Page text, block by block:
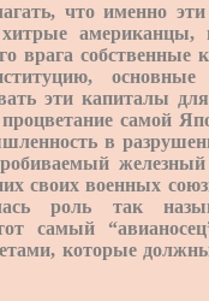
что именно
хитрые
врага
эти капиталы
самой
в
своих военных
роль так
самый
которые